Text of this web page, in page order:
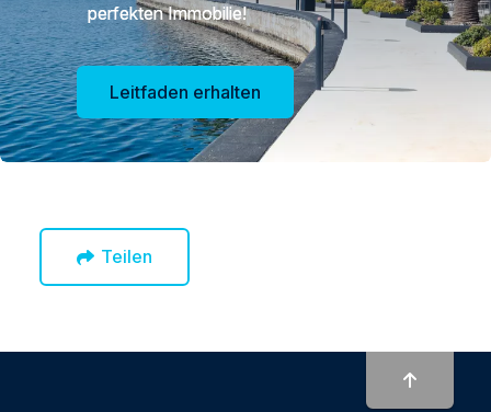
perfekten Immobilie!
Leitfaden erhalten
Teilen
To top